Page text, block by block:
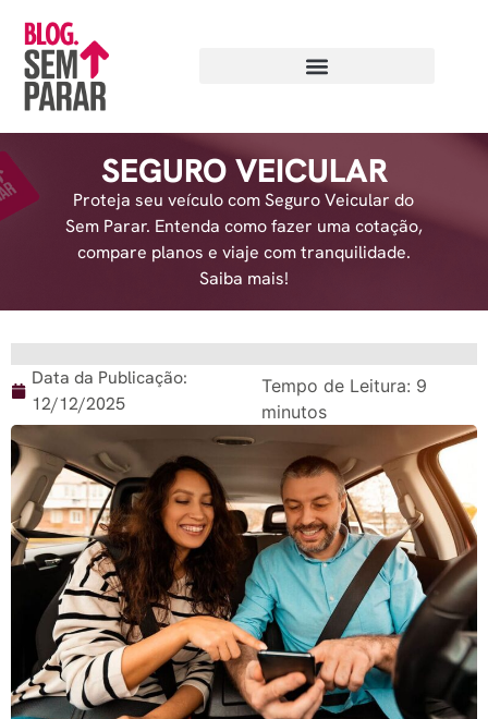
SEGURO VEICULAR
Proteja seu veículo com Seguro Veicular do
Sem Parar. Entenda como fazer uma cotação,
compare planos e viaje com tranquilidade.
Saiba mais!
Data da Publicação:
12/12/2025
Tempo de Leitura: 9
minutos